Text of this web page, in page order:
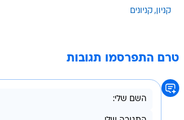
קניון קניונים
טרם התפרסמו תגובות